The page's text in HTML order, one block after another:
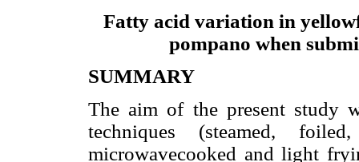
Fatty acid variation in
pompano when
SUMMARY
The aim of the present study
techniques (steamed,
microwavecooked and light